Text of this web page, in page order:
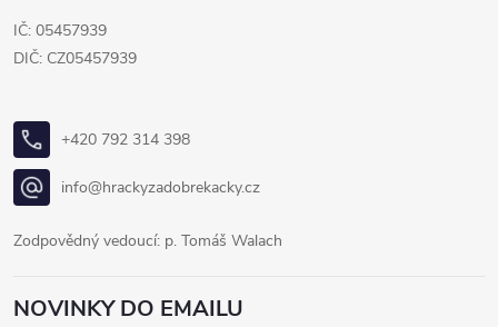
IČ: 05457939
DIČ: CZ05457939
+420 792 314 398
info@hrackyzadobrekacky.cz
Zodpovědný vedoucí: p. Tomáš Walach
NOVINKY DO EMAILU